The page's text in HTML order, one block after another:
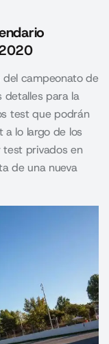
del campeonato de
para la
test que podrán
a lo largo de los
privados en
de una nueva